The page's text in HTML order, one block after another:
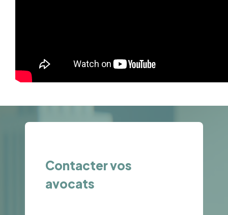
Contacter vos
avocats